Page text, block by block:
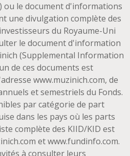
ou le document d'informations
une divulgation complète des
du Royaume-Uni
le document d'information
(Supplemental Information
de ces documents est
www.muzinich.com, de
et semestriels du Fonds.
par catégorie de part
dans les pays où les parts
complète des KIID/KID est
et www.fundinfo.com.
à consulter leurs